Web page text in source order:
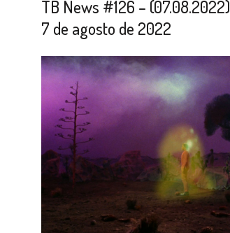
TB News #126 – (07.08.2022)
7 de agosto de 2022